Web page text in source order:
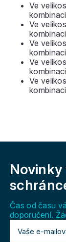
Ve
Ve
Ve
Ve
Ve
Čas od času
doporučení.